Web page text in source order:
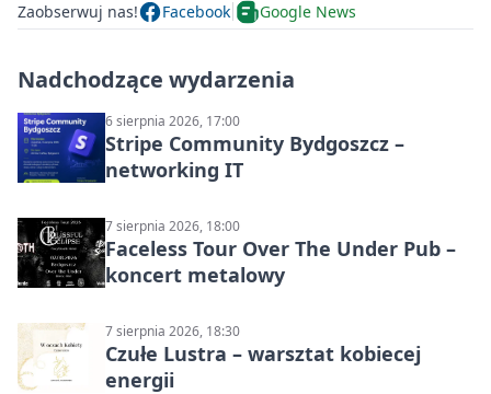
Zaobserwuj nas! Facebook Google News
Nadchodzące wydarzenia
6 sierpnia 2026, 17:00
Stripe Community Bydgoszcz –
networking IT
7 sierpnia 2026, 18:00
Faceless Tour Over The Under Pub –
koncert metalowy
7 sierpnia 2026, 18:30
Czułe Lustra – warsztat kobiecej
energii